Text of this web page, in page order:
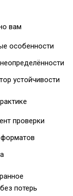
вам
особенности
устойчивости
проверки
потерь